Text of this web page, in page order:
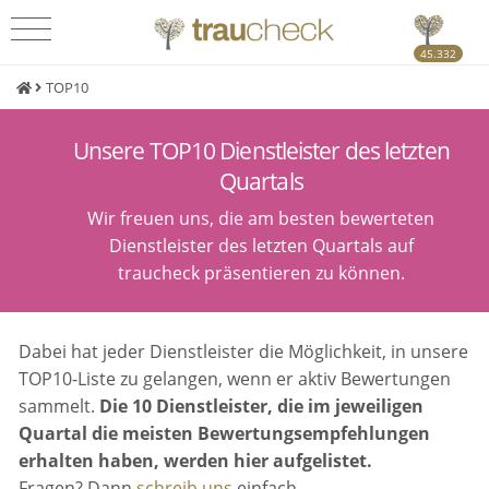
45.332
TOP10
Unsere TOP10 Dienstleister des letzten
Quartals
Wir freuen uns, die am besten bewerteten
Dienstleister des letzten Quartals auf
traucheck präsentieren zu können.
Dabei hat jeder Dienstleister die Möglichkeit, in unsere
TOP10-Liste zu gelangen, wenn er aktiv Bewertungen
sammelt. Die 10 Dienstleister, die im jeweiligen
Quartal die meisten Bewertungsempfehlungen
erhalten haben, werden hier aufgelistet.